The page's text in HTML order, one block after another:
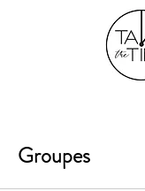
Groupes